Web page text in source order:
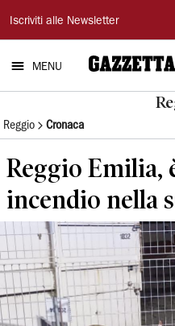
Gazzetta
di
Reggio
Iscriviti alle Newsletter
MENU
Reggio Cronaca
Reggio Emilia,
incendio nella